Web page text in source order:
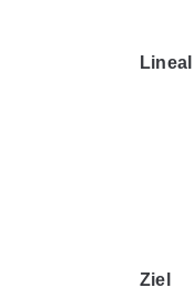
Lineal
Ziel